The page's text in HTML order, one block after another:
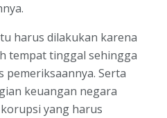
harus dilakukan karena
tempat tinggal sehingga
pemeriksaannya. Serta
keuangan negara
yang harus